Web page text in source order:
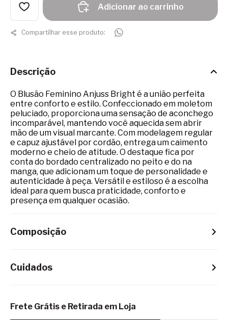
Adicionar ao carrinho
Compartilhar esse produto:
Descrição
O Blusão Feminino Anjuss Bright é a união perfeita
entre conforto e estilo. Confeccionado em moletom
peluciado, proporciona uma sensação de aconchego
incomparável, mantendo você aquecida sem abrir
mão de um visual marcante. Com modelagem regular
e capuz ajustável por cordão, entrega um caimento
moderno e cheio de atitude. O destaque fica por
conta do bordado centralizado no peito e do na
manga, que adicionam um toque de personalidade e
autenticidade à peça. Versátil e estiloso é a escolha
ideal para quem busca praticidade, conforto e
presença em qualquer ocasião.
Composição
Cuidados
Frete Grátis e Retirada em Loja